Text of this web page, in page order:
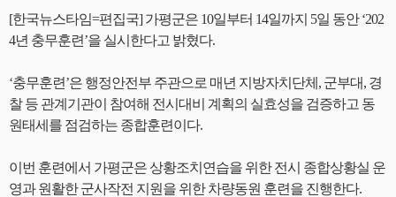
[한국뉴스타임=편집국] 가평군은 10일부터 14일까지 5일 동안 ‘202
4년 충무훈련’을 실시한다고 밝혔다.
‘충무훈련’은 행정안전부 주관으로 매년 지방자치단체, 군부대, 경
찰 등 관계기관이 참여해 전시대비 계획의 실효성을 검증하고 동
원태세를 점검하는 종합훈련이다.
이번 훈련에서 가평군은 상황조치연습을 위한 전시 종합상황실 운
영과 원활한 군사작전 지원을 위한 차량동원 훈련을 진행한다.